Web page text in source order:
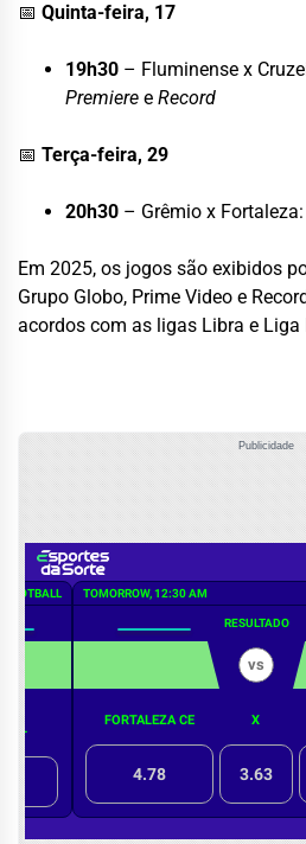
📅 Quinta-feira, 17
19h30 – Fluminense x
Premiere e Record
📅 Terça-feira, 29
20h30 – Grêmio x Fortaleza:
Em 2025, os jogos são exibidos
Grupo Globo, Prime Video e
acordos com as ligas Libra e Liga
Publicidade